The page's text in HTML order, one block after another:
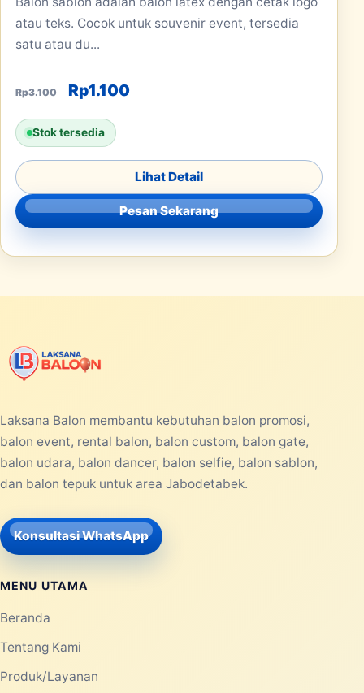
atau teks. Cocok untuk souvenir event, tersedia
satu atau du...
Rp3.100 Harga aslinya adalah: Rp3.100.
Rp1.100Harga saat ini adalah: Rp1.100.
Stok tersedia
Lihat Detail
Pesan Sekarang
Laksana Balon membantu kebutuhan balon promosi,
balon event, rental balon, balon custom, balon gate,
balon udara, balon dancer, balon selfie, balon sablon,
dan balon tepuk untuk area Jabodetabek.
Konsultasi WhatsApp
MENU UTAMA
Beranda
Tentang Kami
Produk/Layanan